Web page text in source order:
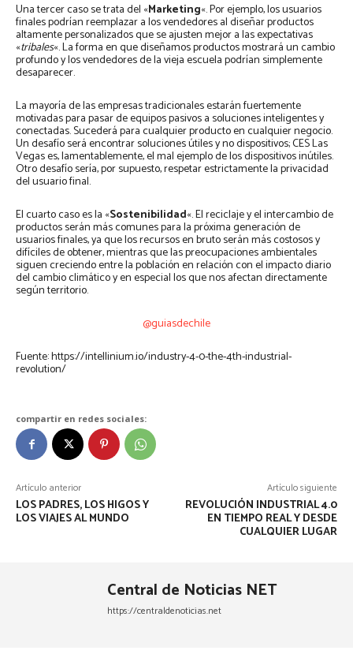
Una tercer caso se trata del «Marketing«. Por ejemplo, los usuarios
finales podrían reemplazar a los vendedores al diseñar productos
altamente personalizados que se ajusten mejor a las expectativas
«tribales«. La forma en que diseñamos productos mostrará un cambio
profundo y los vendedores de la vieja escuela podrían simplemente
desaparecer.
La mayoría de las empresas tradicionales estarán fuertemente
motivadas para pasar de equipos pasivos a soluciones inteligentes y
conectadas. Sucederá para cualquier producto en cualquier negocio.
Un desafío será encontrar soluciones útiles y no dispositivos; CES Las
Vegas es, lamentablemente, el mal ejemplo de los dispositivos inútiles.
Otro desafío sería, por supuesto, respetar estrictamente la privacidad
del usuario final.
El cuarto caso es la «Sostenibilidad«. El reciclaje y el intercambio de
productos serán más comunes para la próxima generación de
usuarios finales, ya que los recursos en bruto serán más costosos y
difíciles de obtener, mientras que las preocupaciones ambientales
siguen creciendo entre la población en relación con el impacto diario
del cambio climático y en especial los que nos afectan directamente
según territorio.
@guiasdechile
Fuente: https://intellinium.io/industry-4-0-the-4th-industrial-
revolution/
compartir en redes sociales:
Artículo anterior
LOS PADRES, LOS HIGOS Y
LOS VIAJES AL MUNDO
Artículo siguiente
REVOLUCIÓN INDUSTRIAL 4.0
EN TIEMPO REAL Y DESDE
CUALQUIER LUGAR
Central de Noticias NET
https://centraldenoticias.net